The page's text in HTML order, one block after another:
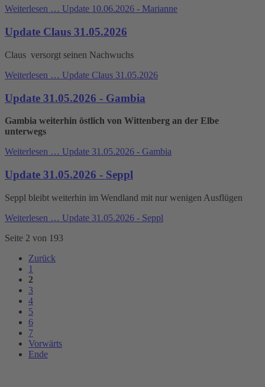
Weiterlesen … Update 10.06.2026 - Marianne
Update Claus 31.05.2026
Claus versorgt seinen Nachwuchs
Weiterlesen … Update Claus 31.05.2026
Update 31.05.2026 - Gambia
Gambia weiterhin östlich von Wittenberg an der Elbe
unterwegs
Weiterlesen … Update 31.05.2026 - Gambia
Update 31.05.2026 - Seppl
Seppl bleibt weiterhin im Wendland mit nur wenigen Ausflügen
Weiterlesen … Update 31.05.2026 - Seppl
Seite 2 von 193
Zurück
1
2
3
4
5
6
7
Vorwärts
Ende